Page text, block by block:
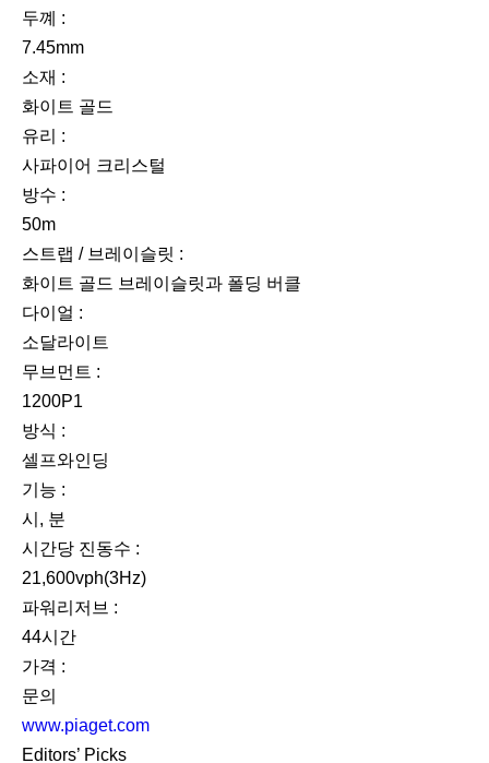
두꼐 :
7.45mm
소재 :
화이트 골드
유리 :
사파이어 크리스털
방수 :
50m
스트랩 / 브레이슬릿 :
화이트 골드 브레이슬릿과 폴딩 버클
다이얼 :
소달라이트
무브먼트 :
1200P1
방식 :
셀프와인딩
기능 :
시, 분
시간당 진동수 :
21,600vph(3Hz)
파워리저브 :
44시간
가격 :
문의
www.piaget.com
Editors’ Picks